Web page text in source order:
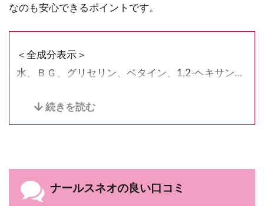
なのも安心できるポイントです。
＜全成分表示＞
水、ＢＧ、グリセリン、ベタイン、1,2-ヘキサンジ
－8／5／3グリセリン、3-ラウリルグリセリルアス
コルビン酸、PCA-Na、カルボキシメチルフェニル
イアシンミド、パルミチン酸アスコルビルリン酸3
Ｎａ、水溶性プロテオグリカン、フェノキシエタノ
ナールスネオの良い口コミ